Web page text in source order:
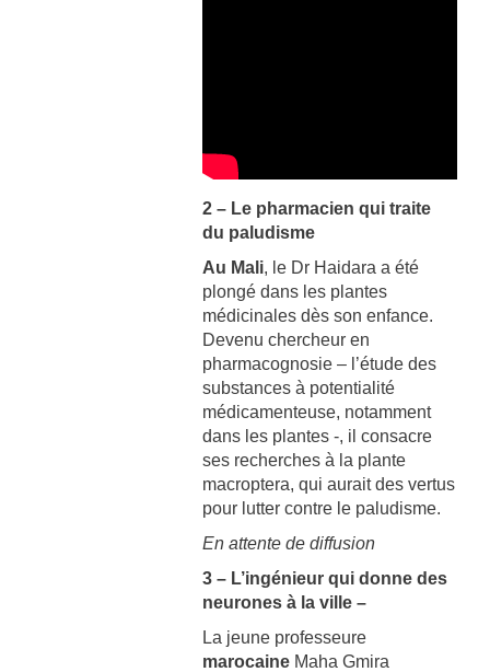
2 – Le pharmacien qui traite
du paludisme
Au Mali, le Dr Haidara a été
plongé dans les plantes
médicinales dès son enfance.
Devenu chercheur en
pharmacognosie – l’étude des
substances à potentialité
médicamenteuse, notamment
dans les plantes -, il consacre
ses recherches à la plante
macroptera, qui aurait des vertus
pour lutter contre le paludisme.
En attente de diffusion
3 – L’ingénieur qui donne des
neurones à la ville –
La jeune professeure
marocaine Maha Gmira